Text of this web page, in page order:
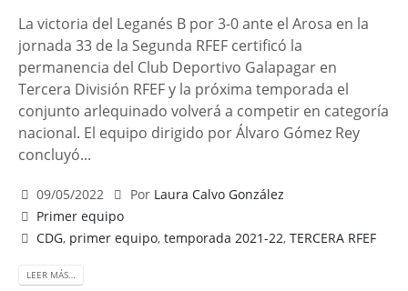
La victoria del Leganés B por 3-0 ante el Arosa en la
jornada 33 de la Segunda RFEF certificó la
permanencia del Club Deportivo Galapagar en
Tercera División RFEF y la próxima temporada el
conjunto arlequinado volverá a competir en categoría
nacional. El equipo dirigido por Álvaro Gómez Rey
concluyó...
09/05/2022 Por Laura Calvo González
Primer equipo
CDG, primer equipo,temporada 2021-22,TERCERA RFEF
LEER MÁS…